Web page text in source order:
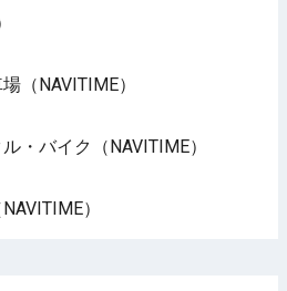
（NAVITIME）
・バイク（NAVITIME）
）